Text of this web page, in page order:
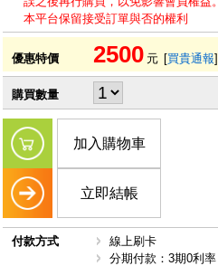
本平台保留接受訂單與否的權利
優惠特價 2500 元 [買貴通報]
購買數量
加入購物車
立即結帳
付款方式
線上刷卡
分期付款：3期0利率